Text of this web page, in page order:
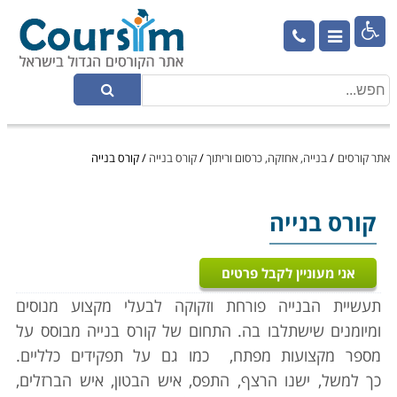

אתר קורסים /בנייה, אחזקה, כרסום וריתוך/קורס בנייה /קורס בנייה
קורס בנייה
אני מעוניין לקבל פרטים
תעשיית הבנייה פורחת וזקוקה לבעלי מקצוע מנוסים
ומיומנים שישתלבו בה. התחום של קורס בנייה מבוסס על
מספר מקצועות מפתח,
כמו גם על תפקידים כלליים.
כך למשל, ישנו הרצף, התפס, איש הבטון, איש הברזלים,